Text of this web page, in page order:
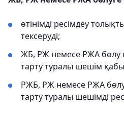
өтінімді ресімдеу
тексеруді;
ЖБ, РЖ немесе РЖА бөлу
тарту туралы шешім
РЖБ, РЖ немесе РЖА
тарту туралы шешімді